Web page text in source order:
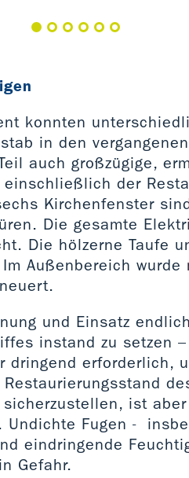
konnten
in den
auch großzügige,
einschließlich der
Kirchenfenster
Die gesamte
Die hölzerne Taufe
Außenbereich wurde
und Einsatz
instand zu setzen
dringend erforderlich,
ist
Fugen -
eindringende
Gefahr.